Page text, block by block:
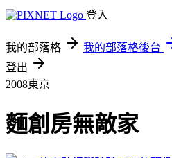
登入
我的部落格 我的部落格後台
登出
2008東京
麵創房無敵家